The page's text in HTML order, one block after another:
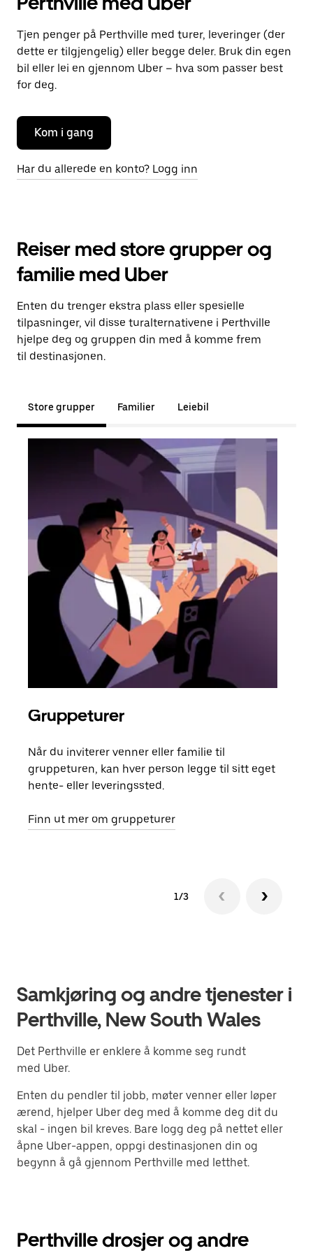
Tjen penger på Perthville med turer, leveringer (der
dette er tilgjengelig) eller begge deler. Bruk din egen
bil eller lei en gjennom Uber – hva som passer best
for deg.
Kom i gang
Har du allerede en konto? Logg inn
Reiser med store grupper og
familie med Uber
Enten du trenger ekstra plass eller spesielle
tilpasninger, vil disse turalternativene i Perthville
hjelpe deg og gruppen din med å komme frem
til destinasjonen.
Store grupper Familier Leiebil
Gruppeturer
Når du inviterer venner eller familie til
gruppeturen, kan hver person legge til sitt eget
hente- eller leveringssted.
Finn ut mer om gruppeturer
1/3
Samkjøring og andre tjenester i
Perthville, New South Wales
Det Perthville er enklere å komme seg rundt
med Uber.
Enten du pendler til jobb, møter venner eller løper
ærend, hjelper Uber deg med å komme deg dit du
skal - ingen bil kreves. Bare logg deg på nettet eller
åpne Uber-appen, oppgi destinasjonen din og
begynn å gå gjennom Perthville med letthet.
Perthville drosjer og andre